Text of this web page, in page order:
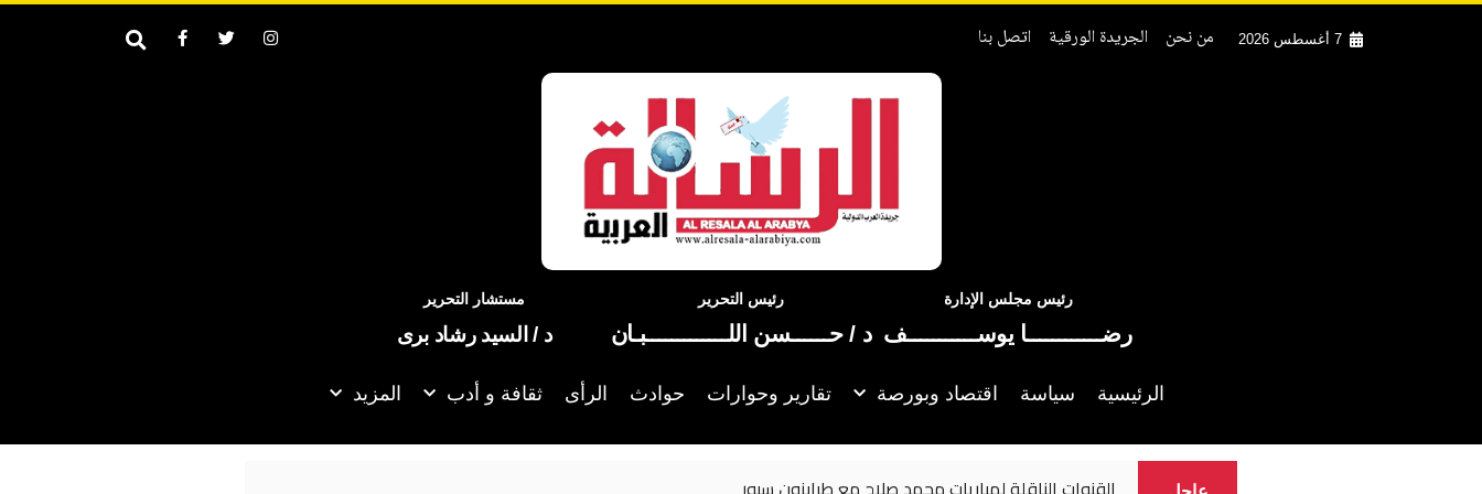
7 أغسطس 2026 من نحن الجريدة الورقية اتصل بنا
رئيس مجلس الإدارة
رضــــــــــــا يوســـــــــــف
رئيس التحرير
د / حــــــسن اللـــــــــــــبـان
مستشار التحرير
د / السيد رشاد برى
الرئيسية سياسة اقتصاد وبورصة تقارير وحوارات حوادث الرأى ثقافة و أدب المزيد